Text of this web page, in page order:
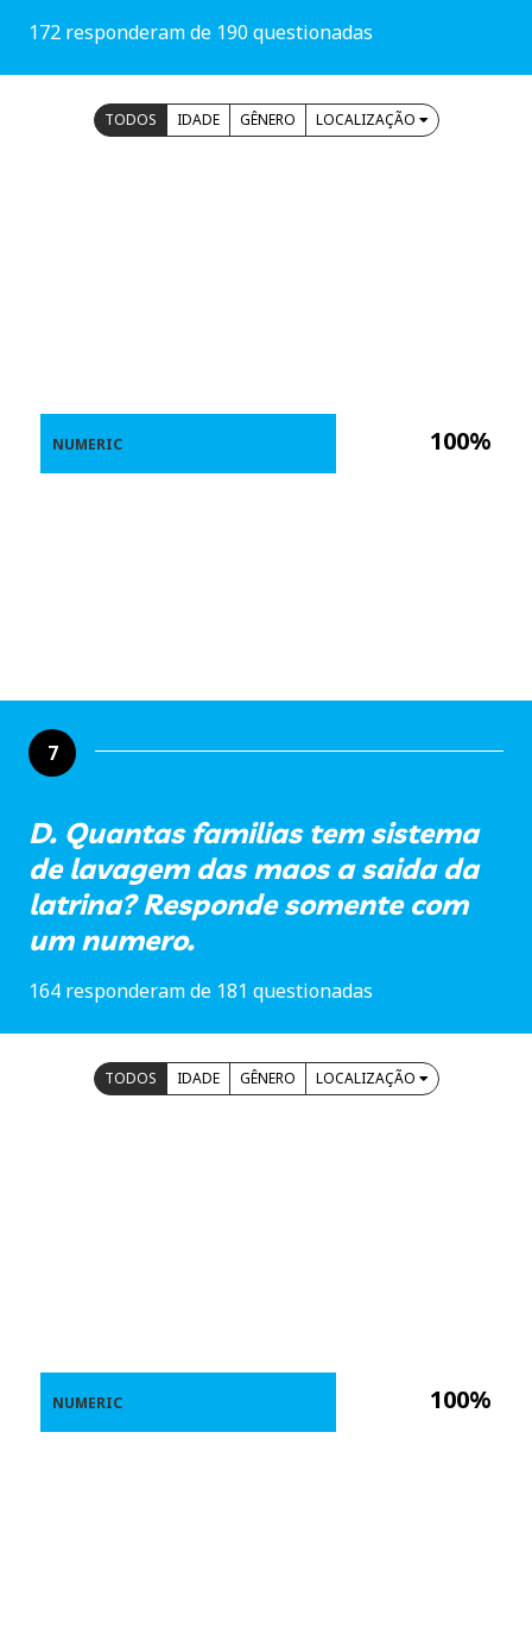
172 responderam de 190 questionadas
TODOS IDADE GÊNERO LOCALIZAÇÃO
100%
NUMERIC
7
D. Quantas familias tem sistema
de lavagem das maos a saida da
latrina? Responde somente com
um numero.
164 responderam de 181 questionadas
TODOS IDADE GÊNERO LOCALIZAÇÃO
100%
NUMERIC